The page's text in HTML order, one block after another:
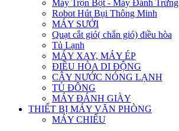
Máy Trộn Bột - Máy Đánh Trứng
Robot Hút Bụi Thông Minh
MÁY SƯỞI
Quạt cắt gió( chắn gió) điều hòa
Tủ Lạnh
MÁY XAY, MÁY ÉP
ĐIỀU HÒA DI ĐỘNG
CÂY NƯỚC NÓNG LẠNH
TỦ ĐÔNG
MÁY ĐÁNH GIÀY
THIẾT BỊ MÁY VĂN PHÒNG
MÁY CHIẾU